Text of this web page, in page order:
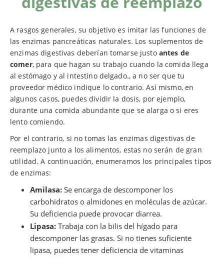
A rasgos generales, su objetivo es imitar las funciones de
las enzimas pancreáticas naturales. Los suplementos de
enzimas digestivas deberían tomarse justo antes de
comer, para que hagan su trabajo cuando la comida llega
al estómago y al intestino delgado., a no ser que tu
proveedor médico indique lo contrario. Así mismo, en
algunos casos, puedes dividir la dosis, por ejemplo,
durante una comida abundante que se alarga o si eres
lento comiendo.
Por el contrario, si no tomas las enzimas digestivas de
reemplazo junto a los alimentos, estas no serán de gran
utilidad. A continuación, enumeramos los principales tipos
de enzimas:
Amilasa: Se encarga de descomponer los
carbohidratos o almidones en moléculas de azúcar.
Su deficiencia puede provocar diarrea.
Lipasa: Trabaja con la bilis del hígado para
descomponer las grasas. Si no tienes suficiente
lipasa, puedes tener deficiencia de vitaminas